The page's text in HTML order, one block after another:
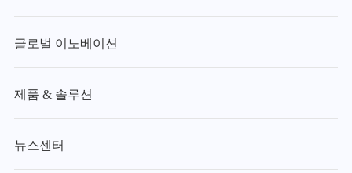
글로벌 이노베이션
제품 & 솔루션
뉴스센터